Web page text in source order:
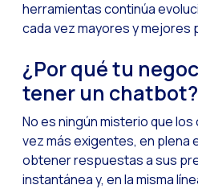
herramientas continúa
cada vez mayores y mejores
¿Por qué tu
tener un chatbot?
No es ningún misterio que
vez más exigentes, en plena
obtener respuestas a sus
instantánea y, en la misma